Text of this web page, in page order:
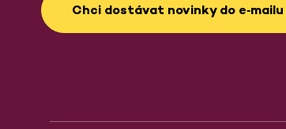
Chci dostávat novinky do e‑mailu